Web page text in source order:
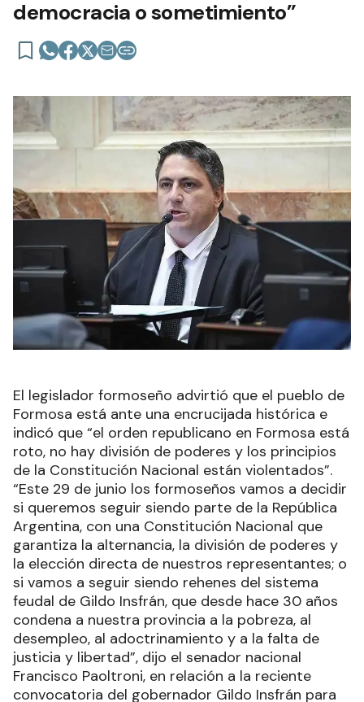
democracia o sometimiento”
El legislador formoseño advirtió que el pueblo de
Formosa está ante una encrucijada histórica e
indicó que “el orden republicano en Formosa está
roto, no hay división de poderes y los principios
de la Constitución Nacional están violentados”.
“Este 29 de junio los formoseños vamos a decidir
si queremos seguir siendo parte de la República
Argentina, con una Constitución Nacional que
garantiza la alternancia, la división de poderes y
la elección directa de nuestros representantes; o
si vamos a seguir siendo rehenes del sistema
feudal de Gildo Insfrán, que desde hace 30 años
condena a nuestra provincia a la pobreza, al
desempleo, al adoctrinamiento y a la falta de
justicia y libertad”, dijo el senador nacional
Francisco Paoltroni, en relación a la reciente
convocatoria del gobernador Gildo Insfrán para